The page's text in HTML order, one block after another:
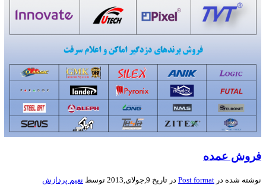
Postدر تاریخ 9,جولای,2013 توسط
نعیم پردازش